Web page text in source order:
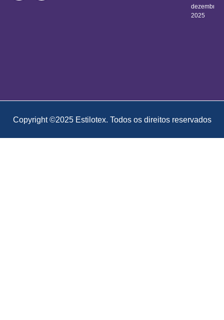
dezembro
2025
Copyright ©2025 Estilotex. Todos os direitos reservados